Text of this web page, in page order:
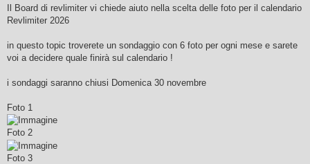
s
a
o
Il Board di revlimiter vi chiede aiuto nella scelta delle foto per il calendario
Revlimiter 2026
in questo topic troverete un sondaggio con 6 foto per ogni mese e sarete
voi a decidere quale finirà sul calendario !
i sondaggi saranno chiusi Domenica 30 novembre
Foto 1
Foto 2
Foto 3